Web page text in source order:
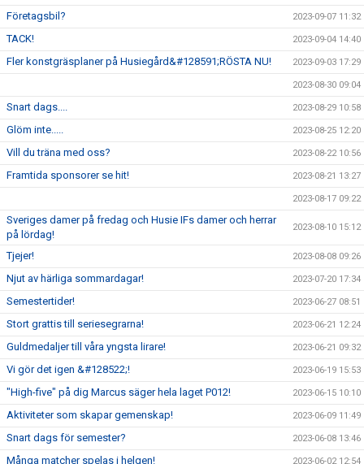
Företagsbil? 2023-09-07 11:32
TACK! 2023-09-04 14:40
Fler konstgräsplaner på Husiegård&#128591;RÖSTA NU! 2023-09-03 17:29
2023-08-30 09:04
Snart dags.... 2023-08-29 10:58
Glöm inte..... 2023-08-25 12:20
Vill du träna med oss? 2023-08-22 10:56
Framtida sponsorer se hit! 2023-08-21 13:27
2023-08-17 09:22
Sveriges damer på fredag och Husie IFs damer och herrar
på lördag!
2023-08-10 15:12
Tjejer! 2023-08-08 09:26
Njut av härliga sommardagar! 2023-07-20 17:34
Semestertider! 2023-06-27 08:51
Stort grattis till seriesegrarna! 2023-06-21 12:24
Guldmedaljer till våra yngsta lirare! 2023-06-21 09:32
Vi gör det igen &#128522;! 2023-06-19 15:53
"High-five" på dig Marcus säger hela laget P012! 2023-06-15 10:10
Aktiviteter som skapar gemenskap! 2023-06-09 11:49
Snart dags för semester? 2023-06-08 13:46
Många matcher spelas i helgen! 2023-06-02 12:54